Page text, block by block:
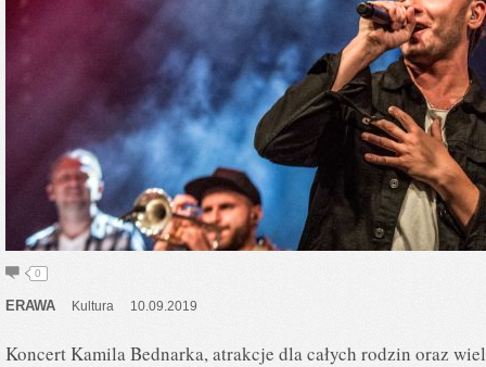
0
ERAWA Kultura 10.09.2019
Koncert Kamila Bednarka, atrakcje dla całych rodzin oraz